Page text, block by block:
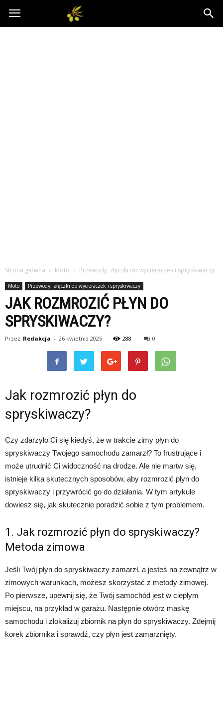
Oliwkowo.pl
Strona główna Moto Przewody, złączki do wycieraczek i spryskiwaczy
Moto Przewody, złączki do wycieraczek i spryskiwaczy
JAK ROZMROZIĆ PŁYN DO
SPRYSKIWACZY?
Przez Redakcja - 26 kwietnia 2025 288 0
Jak rozmrozić płyn do
spryskiwaczy?
Czy zdarzyło Ci się kiedyś, że w trakcie zimy płyn do
spryskiwaczy Twojego samochodu zamarzł? To frustrujące i
może utrudnić Ci widoczność na drodze. Ale nie martw się,
istnieje kilka skutecznych sposobów, aby rozmrozić płyn do
spryskiwaczy i przywrócić go do działania. W tym artykule
dowiesz się, jak skutecznie poradzić sobie z tym problemem.
1. Jak rozmrozić płyn do spryskiwaczy?
Metoda zimowa
Jeśli Twój płyn do spryskiwaczy zamarzł, a jesteś na zewnątrz w
zimowych warunkach, możesz skorzystać z metody zimowej.
Po pierwsze, upewnij się, że Twój samochód jest w ciepłym
miejscu, na przykład w garażu. Następnie otwórz maskę
samochodu i zlokalizuj zbiornik na płyn do spryskiwaczy. Zdejmij
korek zbiornika i sprawdź, czy płyn jest zamarznięty.